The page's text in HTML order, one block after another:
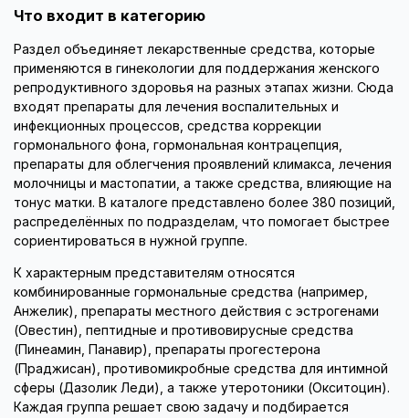
Что входит в категорию
Раздел объединяет лекарственные средства, которые
применяются в гинекологии для поддержания женского
репродуктивного здоровья на разных этапах жизни. Сюда
входят препараты для лечения воспалительных и
инфекционных процессов, средства коррекции
гормонального фона, гормональная контрацепция,
препараты для облегчения проявлений климакса, лечения
молочницы и мастопатии, а также средства, влияющие на
тонус матки. В каталоге представлено более 380 позиций,
распределённых по подразделам, что помогает быстрее
сориентироваться в нужной группе.
К характерным представителям относятся
комбинированные гормональные средства (например,
Анжелик), препараты местного действия с эстрогенами
(Овестин), пептидные и противовирусные средства
(Пинеамин, Панавир), препараты прогестерона
(Праджисан), противомикробные средства для интимной
сферы (Дазолик Леди), а также утеротоники (Окситоцин).
Каждая группа решает свою задачу и подбирается